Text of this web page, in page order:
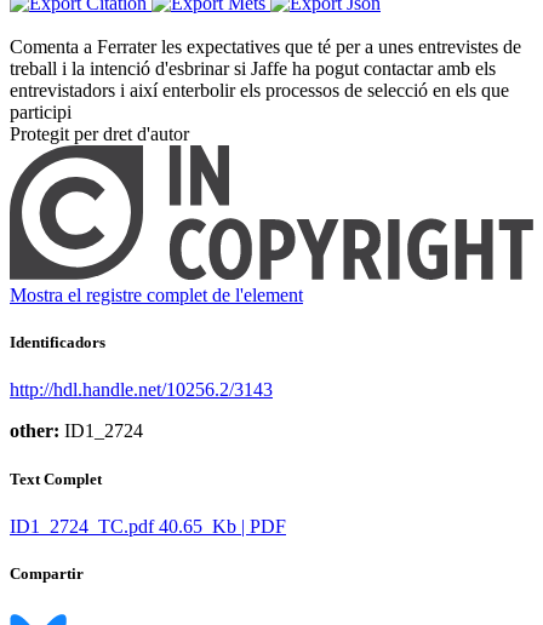
Comenta a Ferrater les expectatives que té per a unes entrevistes de
treball i la intenció d'esbrinar si Jaffe ha pogut contactar amb els
entrevistadors i així enterbolir els processos de selecció en els que
participi ​
Protegit per dret d'autor
Mostra el registre complet de l'element
Identificadors
http://hdl.handle.net/10256.2/3143
other: ID1_2724
Text Complet
ID1_2724_TC.pdf 40.65 Kb | PDF
Compartir